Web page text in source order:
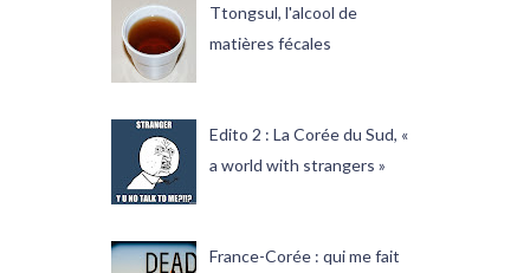
Ttongsul, l'alcool de
matières fécales
Edito 2 : La Corée du Sud, «
a world with strangers »
France-Corée : qui me fait